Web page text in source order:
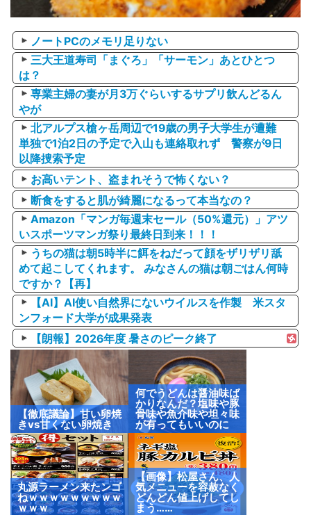
ノートPCのメモリ足りない
三大王道寿司「まぐろ」「サーモン」あとひとつ
は？
専業主婦の妻が月3万ぐらいするサプリ飲んどるん
やが
北アルプス槍ヶ岳周辺で19歳の男子大学生が遭難
単独で1泊2日の予定で入山も連絡取れず 警察が9日
以降捜索予定
お高いテント、盗まれそうで怖くない？
断食をすると肌が綺麗になるって本当なの？
Amazon「マンガ毎週末セール（50%還元）」アツ
いスポーツマンガ祭り最終日到来！！！
うちの猫は朝5時半に餌をねだって顔をザリザリ舐
めて起こしてくれます。 みなさんの猫は朝ごはん何時
ですか？【再】
【AI】AI使い自然界にないウイルスを作製 米スタ
ンフォード大学が成果発表
【朗報】2026年度 暑さのピーク終了
【徹底議論】甘い卵焼
きvs甘くない卵焼き
何でうどんは醤油味ば
かりなんだ？塩味や豚
骨味や魚介味や坦々味
が有ってもいいのに
丸源ラーメン来たンゴ
ねｗｗｗｗｗｗｗｗｗ
ｗｗｗ
【画像】松屋さん、人
気メニューを容赦なく
どんどん値上げしてし
まう……